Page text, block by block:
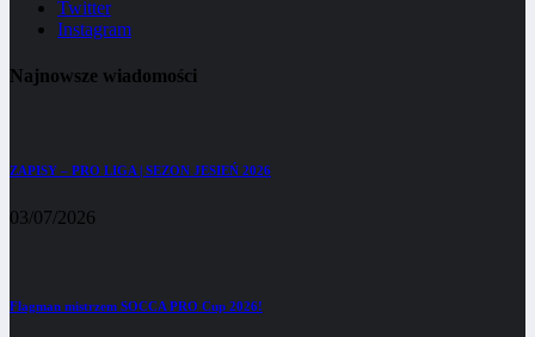
Twitter
Instagram
Najnowsze wiadomości
ZAPISY – PRO LIGA | SEZON JESIEŃ 2026
03/07/2026
Flagman mistrzem SOCCA PRO Cup 2026!